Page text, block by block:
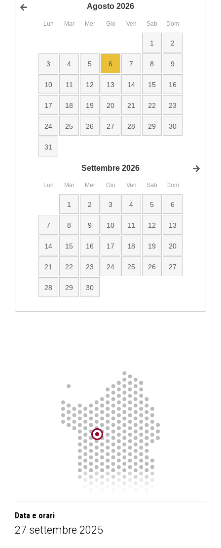
Agosto 2026
Lun Mar Mer Gio Ven Sab Dom
1 2
3 4 5 6 7 8 9
10 11 12 13 14 15 16
17 18 19 20 21 22 23
24 25 26 27 28 29 30
31
Settembre 2026
Lun Mar Mer Gio Ven Sab Dom
1 2 3 4 5 6
7 8 9 10 11 12 13
14 15 16 17 18 19 20
21 22 23 24 25 26 27
28 29 30
Data e orari
27 settembre 2025